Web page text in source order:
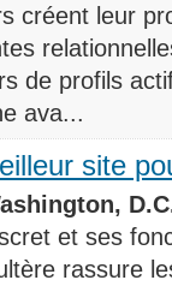
créent leur
de profils
ava...
site
et ses
rassure